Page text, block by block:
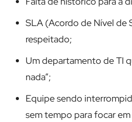
SLA (Acordo de Nível de
respeitado;
Um departamento de TI
nada”;
Equipe sendo
sem tempo para focar